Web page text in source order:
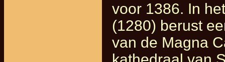
voor 1386. In
(1280) berust
van de Magna